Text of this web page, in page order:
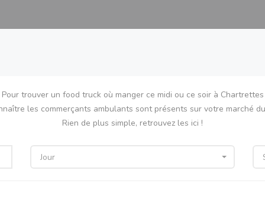
Pour trouver un food truck où manger ce midi ou ce soir à Chartrettes
les commerçants ambulants sont présents sur votre marché
Rien de plus simple, retrouvez les ici !
Jour